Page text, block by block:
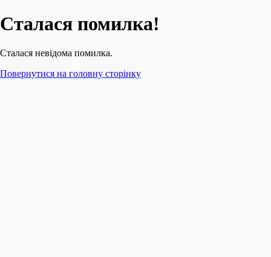
Сталася помилка!
Сталася невідома помилка.
Повернутися на головну сторінку